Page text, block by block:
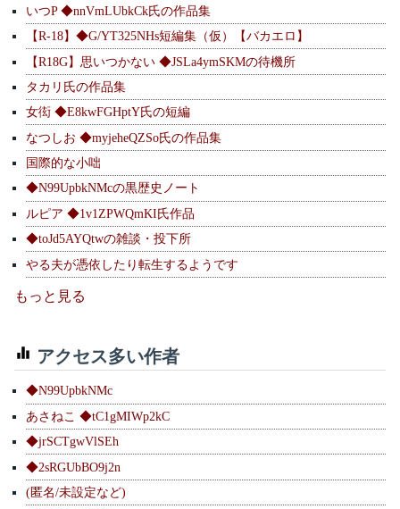
いつP ◆nnVmLUbkCk氏の作品集
【R-18】◆G/YT325NHs短編集（仮）【バカエロ】
【R18G】思いつかない ◆JSLa4ymSKMの待機所
タカリ氏の作品集
女衒 ◆E8kwFGHptY氏の短編
なつしお ◆myjeheQZSo氏の作品集
国際的な小咄
◆N99UpbkNMcの黒歴史ノート
ルピア ◆1v1ZPWQmKI氏作品
◆toJd5AYQtwの雑談・投下所
やる夫が憑依したり転生するようです
もっと見る
アクセス多い作者
◆N99UpbkNMc
あさねこ ◆tC1gMIWp2kC
◆jrSCTgwVlSEh
◆2sRGUbBO9j2n
(匿名/未設定など)